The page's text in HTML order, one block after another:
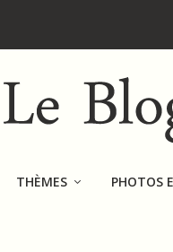
THÈMES PHOTOS